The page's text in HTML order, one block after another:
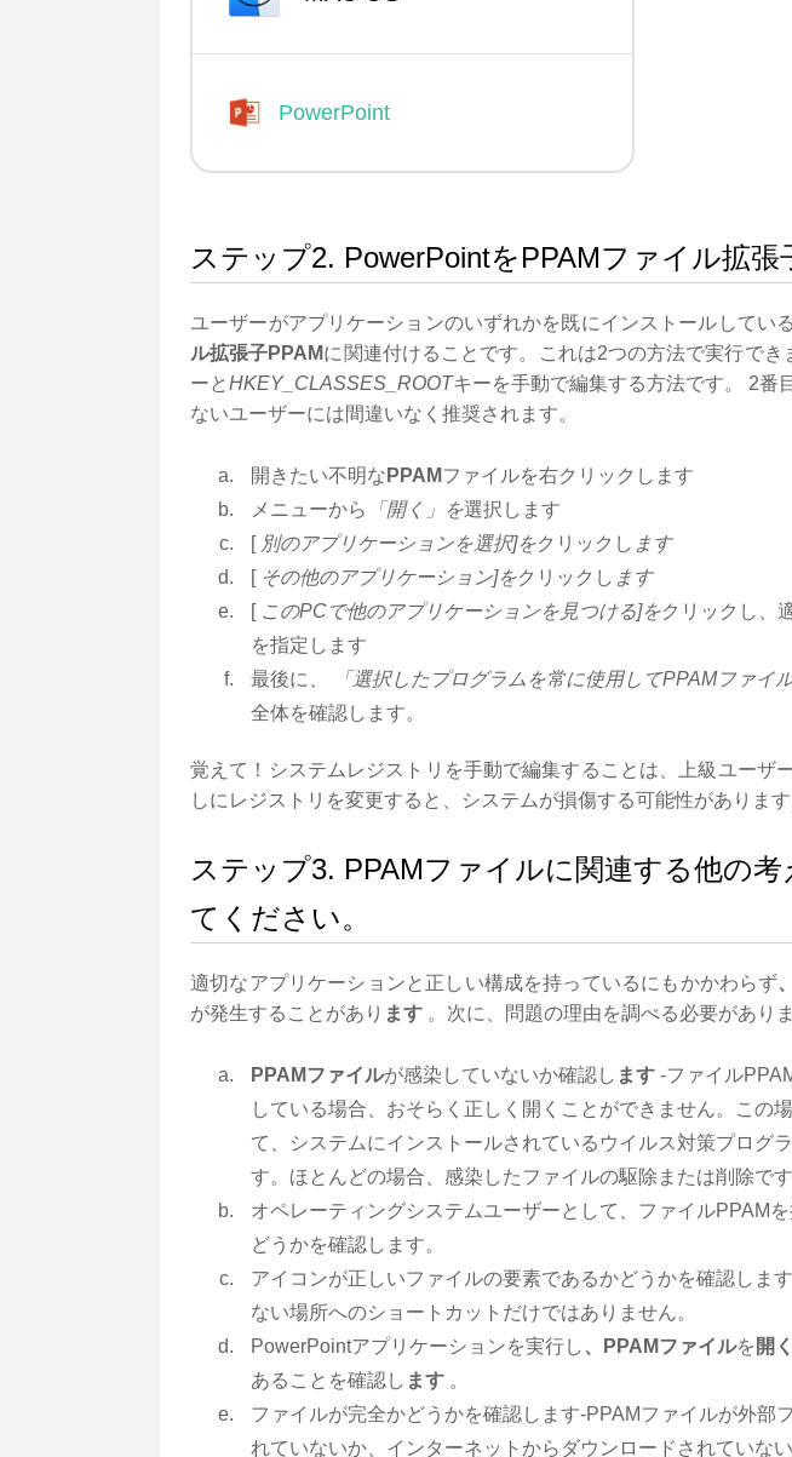
PowerPoint
ステップ2. PowerPointをPPAMファイル拡
ユーザーがアプリケーションのいずれかを既にインストールしてい
ル拡張子PPAMに関連付けることです。これは2つの方法で実行で
ーとHKEY_CLASSES_ROOTキーを手動で編集する方法です。 2番
ないユーザーには間違いなく推奨されます。
開きたい不明な PPAMファイルを右クリックします
メニューから
「開く」を選択します
[ 別のアプリケーションを選択]をクリックし ます
[ その他のアプリケーション]をクリックし ます
[ このPCで他のアプリケーションを見つける]をクリックし、
を指定します
最後に、
「選択したプログラムを常に使用してPPAMファイ
全体を確認します。
覚えて！システムレジストリを手動で編集することは、上級ユーザ
しにレジストリを変更すると、システムが損傷する可能性があります
ステップ3. PPAMファイルに関連する他の
てください。
適切なアプリケーションと正しい構成を持っているにもかかわらず
が発生することがあり ます 。次に、問題の理由を調べる必要がありま
PPAMファイルが感染していないか確認し ます -ファイル
している場合、おそらく正しく開くことができません。この
て、システムにインストールされているウイルス対策プログ
す。ほとんどの場合、感染したファイルの駆除または削除です
オペレーティングシステムユーザーとして、ファイルPPAM
どうかを確認します。
アイコンが正しいファイルの要素であるかどうかを確認しま
ない場所へのショートカットだけではありません。
PowerPointアプリケーションを実行し、PPAMファイルを 開く
あることを確認し ます 。
ファイルが完全かどうかを確認します-PPAMファイルが外部
れていないか、インターネットからダウンロードされていな